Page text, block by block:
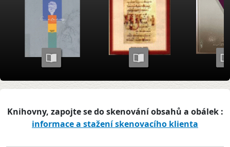
Knihovny, zapojte se do skenování obsahů a obálek :
informace a stažení skenovacího klienta